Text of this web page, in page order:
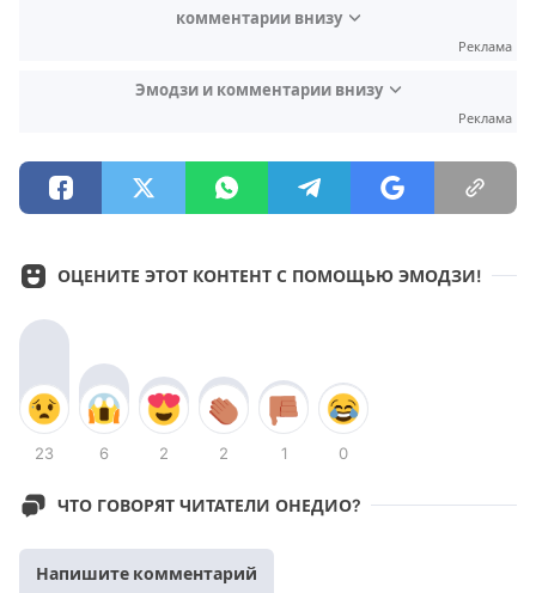
комментарии внизу
Реклама
Эмодзи и комментарии внизу
Реклама
ОЦЕНИТЕ ЭТОТ КОНТЕНТ С ПОМОЩЬЮ ЭМОДЗИ!
23 6 2 2 1 0
ЧТО ГОВОРЯТ ЧИТАТЕЛИ ОНЕДИО?
Напишите комментарий